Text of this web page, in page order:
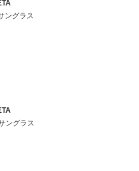
ングラス
ングラス